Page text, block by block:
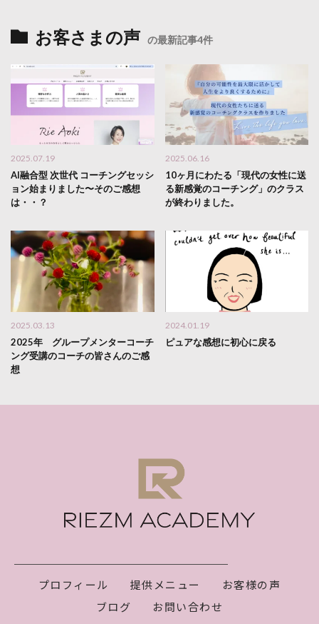
お客さまの声 の最新記事4件
2025.07.19
AI融合型 次世代 コーチングセッシ
ョン始まりました〜そのご感想
は・・？
2025.06.16
10ヶ月にわたる「現代の女性に送
る新感覚のコーチング」のクラス
が終わりました。
2025.03.13
2025年 グループメンターコーチ
ング受講のコーチの皆さんのご感
想
2024.01.19
ピュアな感想に初心に戻る
プロフィール 提供メニュー
お客様の声
ブログ
お問い合わせ